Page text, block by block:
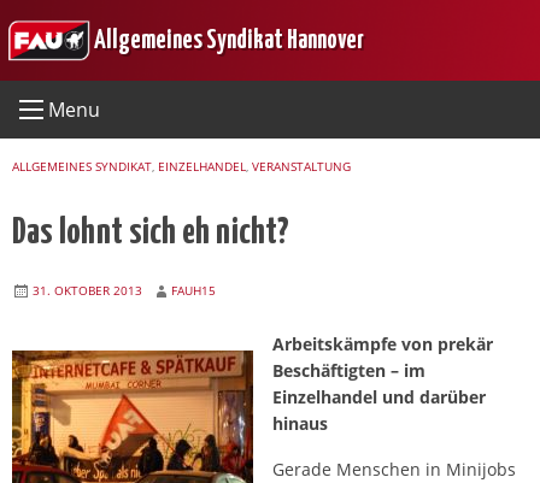
to
Allgemeines Syndikat Hannover
Menu
ALLGEMEINES SYNDIKAT, EINZELHANDEL, VERANSTALTUNG
Das lohnt sich eh nicht?
31. OKTOBER 2013 FAUH15
Arbeitskämpfe von prekär
Beschäftigten – im
Einzelhandel und darüber
hinaus
Gerade Menschen in Minijobs